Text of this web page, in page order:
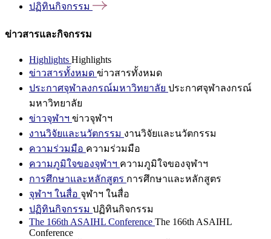
ปฏิทินกิจกรรม
ข่าวสารและกิจกรรม
Highlights Highlights
ข่าวสารทั้งหมด ข่าวสารทั้งหมด
ประกาศจุฬาลงกรณ์มหาวิทยาลัย ประกาศจุฬาลงกรณ์
มหาวิทยาลัย
ข่าวจุฬาฯ ข่าวจุฬาฯ
งานวิจัยและนวัตกรรม งานวิจัยและนวัตกรรม
ความร่วมมือ ความร่วมมือ
ความภูมิใจของจุฬาฯ ความภูมิใจของจุฬาฯ
การศึกษาและหลักสูตร การศึกษาและหลักสูตร
จุฬาฯ ในสื่อ จุฬาฯ ในสื่อ
ปฏิทินกิจกรรม ปฏิทินกิจกรรม
The 166th ASAIHL Conference The 166th ASAIHL
Conference